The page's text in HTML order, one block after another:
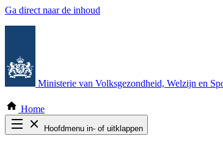
Ga direct naar de inhoud
Ministerie van Volksgezondheid, Welzijn en
Home
Hoofdmenu in- of uitklappen